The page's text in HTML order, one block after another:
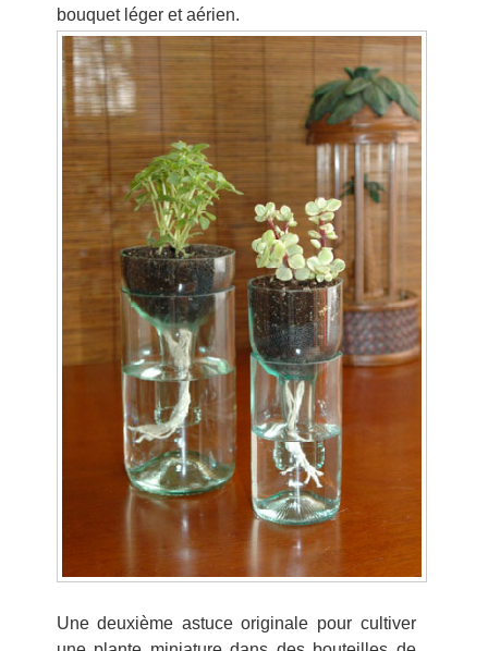
bouquet léger et aérien.
Une deuxième astuce originale pour cultiver